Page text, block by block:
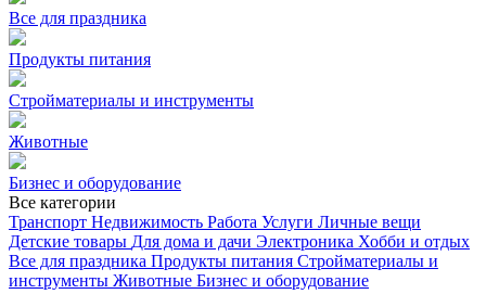
Все для праздника
Продукты питания
Стройматериалы и инструменты
Животные
Бизнес и оборудование
Все категории
Транспорт Недвижимость Работа Услуги Личные вещи
Детские товары Для дома и дачи Электроника Хобби и отдых
Все для праздника Продукты питания Стройматериалы и
инструменты Животные Бизнес и оборудование